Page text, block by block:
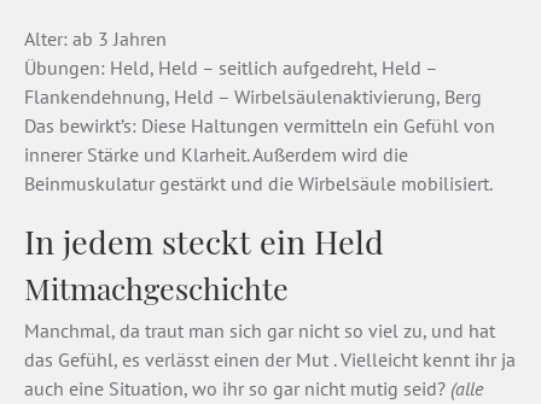
Alter: ab 3 Jahren
Übungen: Held, Held – seitlich aufgedreht, Held –
Flankendehnung, Held – Wirbelsäulenaktivierung, Berg
Das bewirkt’s: Diese Haltungen vermitteln ein Gefühl von
innerer Stärke und Klarheit. Außerdem wird die
Beinmuskulatur gestärkt und die Wirbelsäule mobilisiert.
In jedem steckt ein Held
Mitmachgeschichte
Manchmal, da traut man sich gar nicht so viel zu, und hat
das Gefühl, es verlässt einen der Mut . Vielleicht kennt ihr ja
auch eine Situation, wo ihr so gar nicht mutig seid? (alle